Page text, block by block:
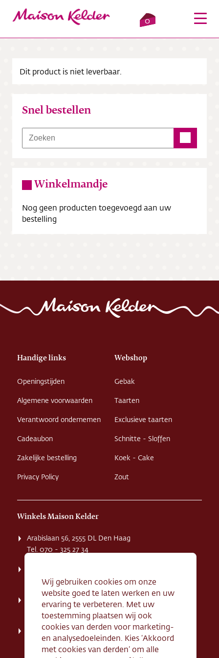
0
Verkooppunten
Bezorging
Contact
Dit product is niet leverbaar.
Snel bestellen
Winkelmandje
Nog geen producten toegevoegd aan uw
bestelling
Handige links
Openingstijden
Algemene voorwaarden
Verantwoord ondernemen
Cadeaubon
Zakelijke bestelling
Privacy Policy
Webshop
Gebak
Taarten
Exclusieve taarten
Schnitte - Sloffen
Koek - Cake
Zout
Winkels Maison Kelder
Arabislaan 56, 2555 DL Den Haag
Tel. 070 - 325 27 34
Tel. 070 - 324 94 09
Kerkstraat 71, 2242 HD Wassenaar
Tel. 070 - 517 95 07
Dorpsstraat 134, 2712 AN Zoetermeer
Tel. 079 - 316 78 95
Wij gebruiken cookies om onze
website goed te laten werken en uw
ervaring te verbeteren. Met uw
toestemming plaatsen wij ook
cookies van derden voor marketing-
en analysedoeleinden. Kies ‘Akkoord
met cookies van derden’ om alle